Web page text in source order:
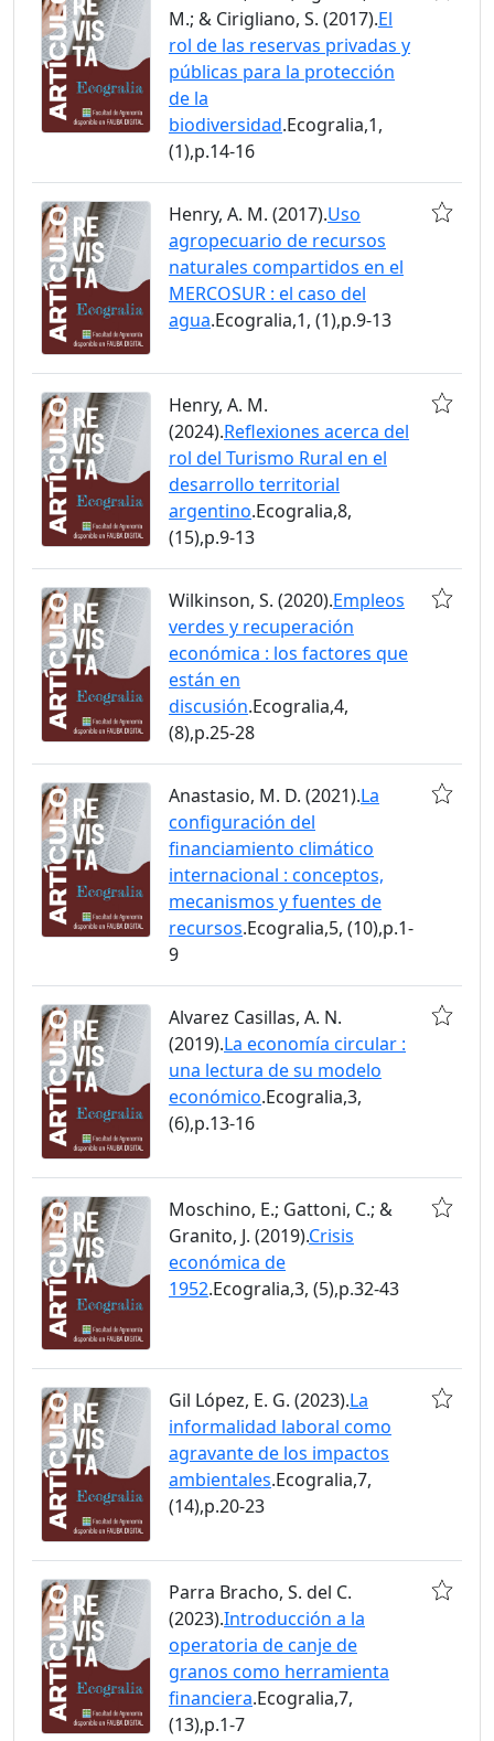
M.; & Cirigliano, S. (2017).El
rol de las reservas privadas y
públicas para la protección
de la
biodiversidad.Ecogralia,1,
(1),p.14-16
Henry, A. M. (2017).Uso
agropecuario de recursos
naturales compartidos en el
MERCOSUR : el caso del
agua.Ecogralia,1, (1),p.9-13
Henry, A. M.
(2024).Reflexiones acerca del
rol del Turismo Rural en el
desarrollo territorial
argentino.Ecogralia,8,
(15),p.9-13
Wilkinson, S. (2020).Empleos
verdes y recuperación
económica : los factores que
están en
discusión.Ecogralia,4,
(8),p.25-28
Anastasio, M. D. (2021).La
configuración del
financiamiento climático
internacional : conceptos,
mecanismos y fuentes de
recursos.Ecogralia,5, (10),p.1-
9
Alvarez Casillas, A. N.
(2019).La economía circular :
una lectura de su modelo
económico.Ecogralia,3,
(6),p.13-16
Moschino, E.; Gattoni, C.; &
Granito, J. (2019).Crisis
económica de
1952.Ecogralia,3, (5),p.32-43
Gil López, E. G. (2023).La
informalidad laboral como
agravante de los impactos
ambientales.Ecogralia,7,
(14),p.20-23
Parra Bracho, S. del C.
(2023).Introducción a la
operatoria de canje de
granos como herramienta
financiera.Ecogralia,7,
(13),p.1-7